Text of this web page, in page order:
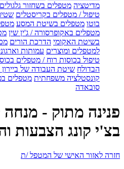
מדיטציה מטפלים בשחזור גלגולים
טיפול / מטפלים בקריסטלים
בוטו מטפלים בשיטת המסע
מטפלים באקופרסורה / ג'ין שין
בשיטת האקומי הדרכת הורים
למטפלים ומוצרים עמותות
טיפול בכוסות רוח / מטפלים
הבדולח שיטת העבודה של ביירון
קונסטלציה משפחתית מטפלים
סובאדה
פנינה מתוק - מנחה
בצ'י קונג הצבעות
חזרה לאזור האישי של המטפל /ת